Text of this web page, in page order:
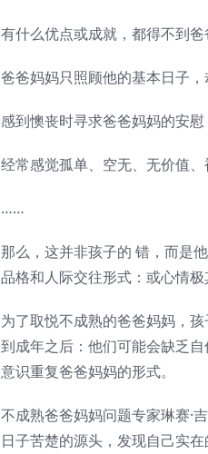
有什么优点或成就，都得不到爸
爸爸妈妈只照顾他的基本日子
感到懊丧时寻求爸爸妈妈的安慰
经常感觉孤单、空无、无价值、
……
那么，这并非孩子的 错，而是
品格和人际交往形式：或心情
为了取悦不成熟的爸爸妈妈，
到成年之后：他们可能会缺乏
意识重复爸爸妈妈的形式。
不成熟爸爸妈妈问题专家琳赛·
日子苦楚的源头，发现自己实